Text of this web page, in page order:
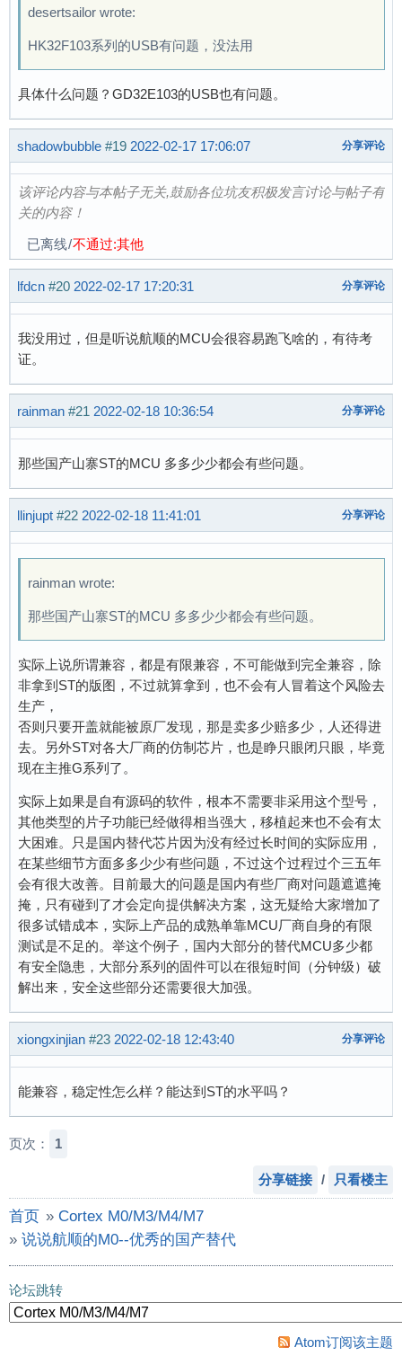
desertsailor wrote:
HK32F103系列的USB有问题，没法用
具体什么问题？GD32E103的USB也有问题。
shadowbubble #19 2022-02-17 17:06:07 分享评论
该评论内容与本帖子无关,鼓励各位坑友积极发言讨论与帖子有
关的内容！
已离线/不通过:其他
lfdcn #20 2022-02-17 17:20:31 分享评论
我没用过，但是听说航顺的MCU会很容易跑飞啥的，有待考
证。
rainman #21 2022-02-18 10:36:54 分享评论
那些国产山寨ST的MCU 多多少少都会有些问题。
llinjupt #22 2022-02-18 11:41:01 分享评论
rainman wrote:
那些国产山寨ST的MCU 多多少少都会有些问题。
实际上说所谓兼容，都是有限兼容，不可能做到完全兼容，除
非拿到ST的版图，不过就算拿到，也不会有人冒着这个风险去
生产，
否则只要开盖就能被原厂发现，那是卖多少赔多少，人还得进
去。另外ST对各大厂商的仿制芯片，也是睁只眼闭只眼，毕竟
现在主推G系列了。
实际上如果是自有源码的软件，根本不需要非采用这个型号，
其他类型的片子功能已经做得相当强大，移植起来也不会有太
大困难。只是国内替代芯片因为没有经过长时间的实际应用，
在某些细节方面多多少少有些问题，不过这个过程过个三五年
会有很大改善。目前最大的问题是国内有些厂商对问题遮遮掩
掩，只有碰到了才会定向提供解决方案，这无疑给大家增加了
很多试错成本，实际上产品的成熟单靠MCU厂商自身的有限
测试是不足的。举这个例子，国内大部分的替代MCU多少都
有安全隐患，大部分系列的固件可以在很短时间（分钟级）破
解出来，安全这些部分还需要很大加强。
xiongxinjian #23 2022-02-18 12:43:40 分享评论
能兼容，稳定性怎么样？能达到ST的水平吗？
页次： 1
分享链接 / 只看楼主
首页 » Cortex M0/M3/M4/M7
» 说说航顺的M0--优秀的国产替代
论坛跳转
Atom订阅该主题